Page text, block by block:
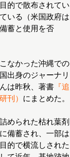
的で散布されてい
いる（米国政府は
蓄と使用を否
なかった沖縄での
出身のジャーナリ
は昨秋、著書 『追
刊） にまとめた。
められた枯れ葉剤
備蓄され、一部は
的で横流しされた